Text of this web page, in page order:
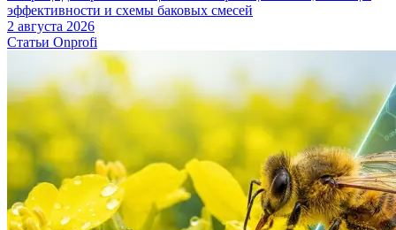
эффективности и схемы баковых смесей
2 августа 2026
Статьи Onprofi